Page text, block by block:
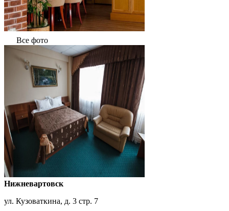
Все фото
Нижневартовск
ул. Кузоваткина, д. 3 стр. 7